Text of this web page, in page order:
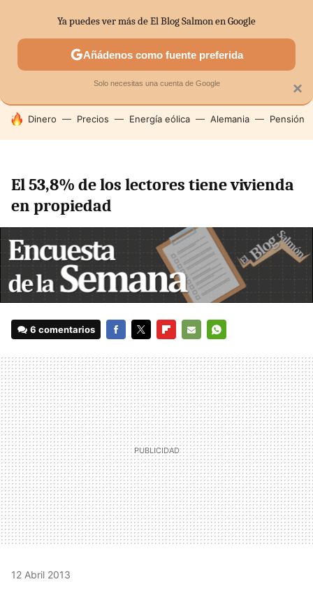
SECTORES ECONOMÍA DOMÉSTICA MERCADOS
HOY SE HABLA DE
Dinero Precios Energía eólica Alemania Pensión
El 53,8% de los lectores tiene vivienda
en propiedad
6 comentarios
MAIL
12 Abril 2013
×
Ya puedes ver más de El Blog Salmon en Google
Añádenos como fuente preferida
Solo necesitas una cuenta de Google